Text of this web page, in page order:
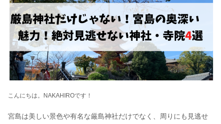
こんにちは。NAKAHIROです！
宮島は美しい景色や有名な厳島神社だけでなく、周りにも見逃せ